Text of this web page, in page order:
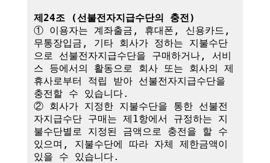
제24조 (선불전자지급수단의 충전)
① 이용자는 계좌출금, 휴대폰, 신용카드,
무통장입금, 기타 회사가 정하는 지불수단
으로 선불전자지급수단을 구매하거나, 서비
스 등에서의 활동으로 회사 또는 회사의 제
휴사로부터 적립 받아 선불전자지급수단을
충전할 수 있습니다.
② 회사가 지정한 지불수단을 통한 선불전
자지급수단 구매는 제1항에서 규정하는 지
불수단별로 지정된 금액으로 충전을 할 수
있으며, 지불수단에 따라 자체 제한금액이
있을 수 있습니다.